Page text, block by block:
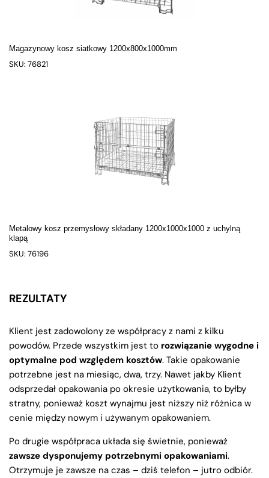
Magazynowy kosz siatkowy 1200x800x1000mm
SKU: 76821
Metalowy kosz przemysłowy składany 1200x1000x1000 z uchylną
klapą
SKU: 76196
REZULTATY
Klient jest zadowolony ze współpracy z nami z kilku
powodów. Przede wszystkim jest to rozwiązanie wygodne i
optymalne pod względem kosztów. Takie opakowanie
potrzebne jest na miesiąc, dwa, trzy. Nawet jakby Klient
odsprzedał opakowania po okresie użytkowania, to byłby
stratny, ponieważ koszt wynajmu jest niższy niż różnica w
cenie między nowym i używanym opakowaniem.
Po drugie współpraca układa się świetnie, ponieważ
zawsze dysponujemy potrzebnymi opakowaniami.
Otrzymuje je zawsze na czas – dziś telefon – jutro odbiór.